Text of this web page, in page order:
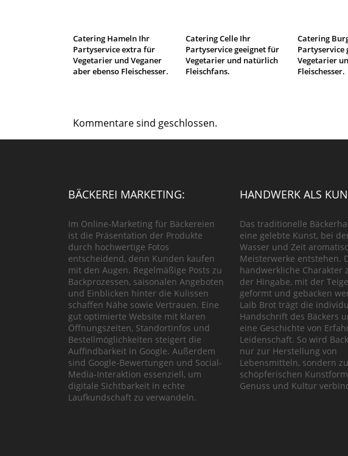
Catering Hameln Ihr
Partyservice extra für
Vegetarier und Veganer
aber ebenso Fleischesser.
Catering Celle Ihr
Partyservice geeignet für
Vegetarier und natürlich
Fleischfans.
Catering
Partyservice
Vegetarier
Fleischesser.
Kommentare sind geschlossen.
BÄCKEREI MARKETING:
Im Online-Marketing für Bäckereien
ist die Präsentation der Produkte
durch hochwertige Fotos
entscheidend, denn Kunden kaufen
mit den Augen. Regelmäßige Posts zu
Backprozessen, saisonalen Angeboten
und Einblicken hinter die Kulissen
schaffen Nähe sowie Vertrauen. Eine
gut optimierte Website mit klaren
Öffnungszeiten, Standortinfos und
Bestellmöglichkeiten steigert die
Auffindbarkeit in Google. Außerdem
sind Google-Bewertungen und Social-
Media-Interaktion essenziell, um
digitale Sichtbarkeit in echte
Laufkundschaft zu verwandeln.
HANDWERK ALS
Das traditionelle
eine gelebte Kunst, bei
Wasser und Zeit
Meisterwerke entstehen.
handwerkliche Charakter
der Hingabe, mit der
geformt und gebacken
Laib Brot trägt die
Handschrift des Bäckers
eine Geschichte von
Leidenschaft. So wird
nur zur Herstellung von
Lebensmitteln, sondern
schöpferischen
Genuss und Kultur